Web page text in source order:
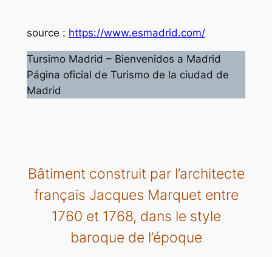
source : https://www.esmadrid.com/
Tursimo Madrid – Bienvenidos a Madrid
Página oficial de Turismo de la ciudad de
Madrid
Bâtiment construit par l’architecte
français Jacques Marquet entre
1760 et 1768, dans le style
baroque de l’époque